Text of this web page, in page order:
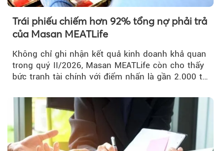
Trái phiếu chiếm hơn 92% tổng nợ phải trả
của Masan MEATLife
Không chỉ ghi nhận kết quả kinh doanh khả quan
trong quý II/2026, Masan MEATLife còn cho thấy
bức tranh tài chính với điểm nhấn là gần 2.000 tỷ